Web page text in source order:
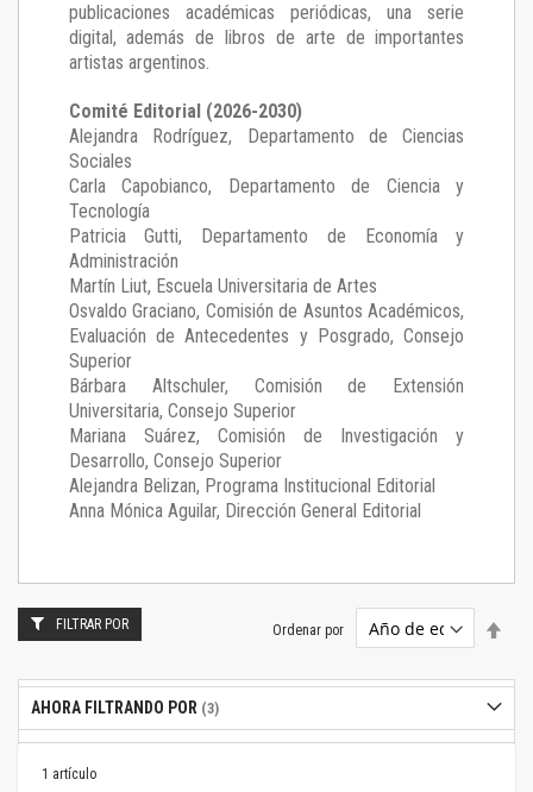
publicaciones académicas periódicas, una serie
digital, además de libros de arte de importantes
artistas argentinos.
Comité Editorial (2026-2030)
Alejandra Rodríguez, Departamento de Ciencias
Sociales
Carla Capobianco, Departamento de Ciencia y
Tecnología
Patricia Gutti, Departamento de Economía y
Administración
Martín Liut, Escuela Universitaria de Artes
Osvaldo Graciano, Comisión de Asuntos Académicos,
Evaluación de Antecedentes y Posgrado, Consejo
Superior
Bárbara Altschuler, Comisión de Extensión
Universitaria, Consejo Superior
Mariana Suárez, Comisión de Investigación y
Desarrollo, Consejo Superior
Alejandra Belizan, Programa Institucional Editorial
Anna Mónica Aguilar, Dirección General Editorial
1 artículo
Ordenar por
FILTRAR POR
AHORA FILTRANDO POR